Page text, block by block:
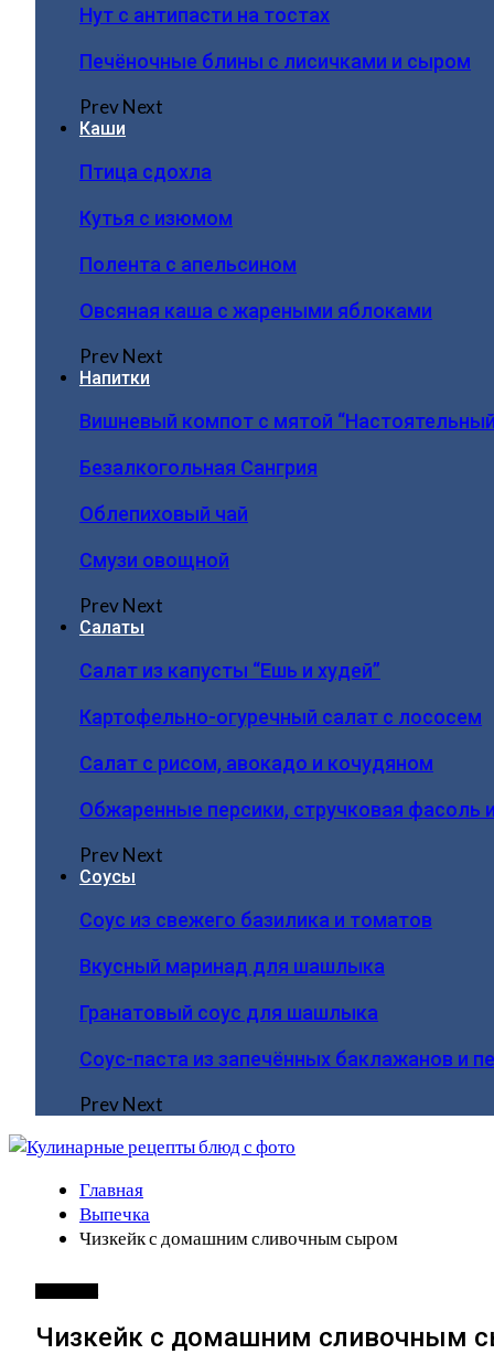
Нут с антипасти на тостах
Печёночные блины с лисичками и сыром
PrevNext
Каши
Птица сдохла
Кутья с изюмом
Полента с апельсином
Овсяная каша с жареными яблоками
PrevNext
Напитки
Вишневый компот с мятой
Безалкогольная Сангрия
Облепиховый чай
Смузи овощной
PrevNext
Салаты
Салат из капусты “Ешь и худей”
Картофельно-огуречный салат с лососем
Салат с рисом, авокадо и кочудяном
Обжаренные персики, стручковая фасоль
PrevNext
Соусы
Соус из свежего базилика и томатов
Вкусный маринад для шашлыка
Гранатовый соус для шашлыка
Соус-паста из запечённых баклажанов и
PrevNext
Главная
Выпечка
Чизкейк с домашним сливочным сыром
Чизкейк с домашним сливочным